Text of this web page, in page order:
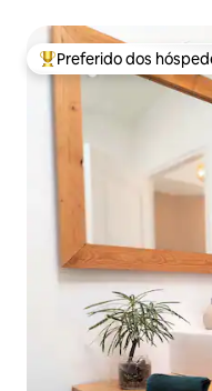
Entre os melhores
Preferido dos